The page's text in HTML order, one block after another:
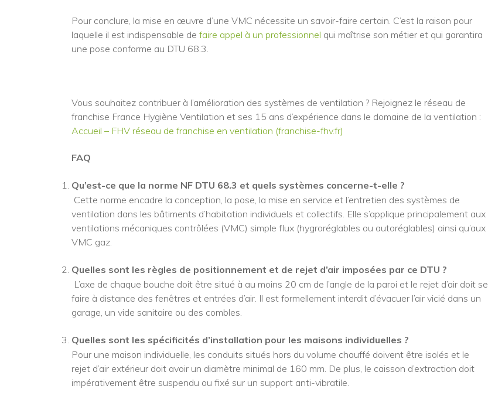
Pour conclure, la mise en œuvre d’une VMC nécessite un savoir-faire certain. C’est la raison pour
laquelle il est indispensable de faire appel à un professionnel qui maîtrise son métier et qui garantira
une pose conforme au DTU 68.3.
Vous souhaitez contribuer à l’amélioration des systèmes de ventilation ? Rejoignez le réseau de
franchise France Hygiène Ventilation et ses 15 ans d’expérience dans le domaine de la ventilation :
Accueil – FHV réseau de franchise en ventilation (franchise-fhv.fr)
FAQ
Qu’est-ce que la norme NF DTU 68.3 et quels systèmes concerne-t-elle ?
Cette norme encadre la conception, la pose, la mise en service et l’entretien des systèmes de
ventilation dans les bâtiments d’habitation individuels et collectifs. Elle s’applique principalement aux
ventilations mécaniques contrôlées (VMC) simple flux (hygroréglables ou autoréglables) ainsi qu’aux
VMC gaz.
Quelles sont les règles de positionnement et de rejet d’air imposées par ce DTU ?
L’axe de chaque bouche doit être situé à au moins 20 cm de l’angle de la paroi et le rejet d’air doit se
faire à distance des fenêtres et entrées d’air. Il est formellement interdit d’évacuer l’air vicié dans un
garage, un vide sanitaire ou des combles.
Quelles sont les spécificités d’installation pour les maisons individuelles ?
Pour une maison individuelle, les conduits situés hors du volume chauffé doivent être isolés et le
rejet d’air extérieur doit avoir un diamètre minimal de 160 mm. De plus, le caisson d’extraction doit
impérativement être suspendu ou fixé sur un support anti-vibratile.